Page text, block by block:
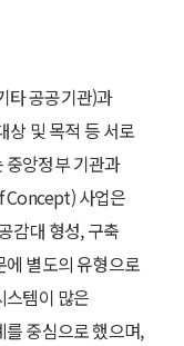
타 공공기관)과
상 및 목적 등 서로
중앙정부 기관과
Concept) 사업은
감대 형성, 구축
별도의 유형으로
스템이 많은
중심으로 했으며,